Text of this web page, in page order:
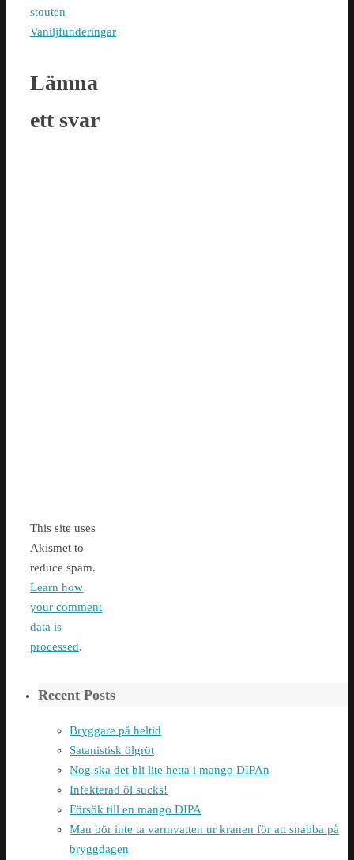
stouten
Vaniljfunderingar
Lämna
ett svar
This site uses
Akismet to
reduce spam.
Learn how
your comment
data is
processed.
Recent Posts
Bryggare på heltid
Satanistisk ölgröt
Nog ska det bli lite hetta i mango DIPAn
Infekterad öl sucks!
Försök till en mango DIPA
Man bör inte ta varmvatten ur kranen för att snabba på
bryggdagen